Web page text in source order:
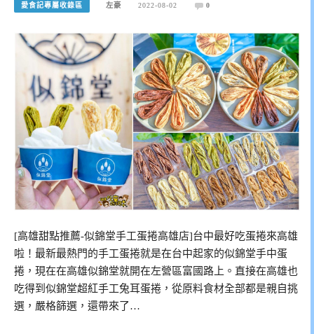
愛食記專屬收錄區 左豪 2022-08-02 0
[高雄甜點推薦-似錦堂手工蛋捲高雄店]台中最好吃蛋捲來高雄
啦！最新最熱門的手工蛋捲就是在台中起家的似錦堂手中蛋
捲，現在在高雄似錦堂就開在左營區富國路上。直接在高雄也
吃得到似錦堂超紅手工兔耳蛋捲，從原料食材全部都是親自挑
選，嚴格篩選，還帶來了…